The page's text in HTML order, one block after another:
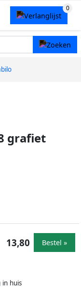
grafiet
in huis
13,80 Bestel »